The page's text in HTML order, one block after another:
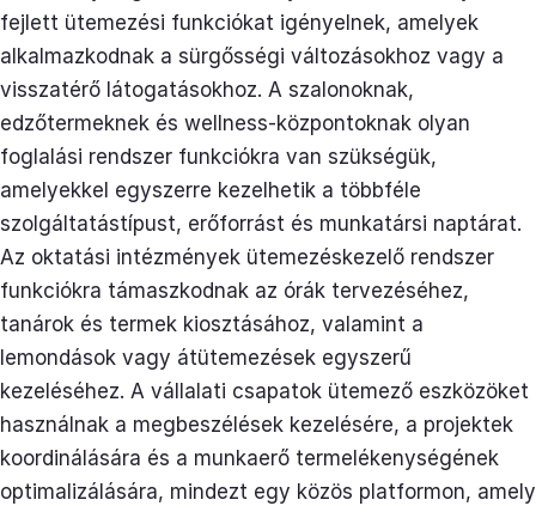
fejlett ütemezési funkciókat igényelnek, amelyek
alkalmazkodnak a sürgősségi változásokhoz vagy a
visszatérő látogatásokhoz. A szalonoknak,
edzőtermeknek és wellness-központoknak olyan
foglalási rendszer funkciókra van szükségük,
amelyekkel egyszerre kezelhetik a többféle
szolgáltatástípust, erőforrást és munkatársi naptárat.
Az oktatási intézmények ütemezéskezelő rendszer
funkciókra támaszkodnak az órák tervezéséhez,
tanárok és termek kiosztásához, valamint a
lemondások vagy átütemezések egyszerű
kezeléséhez. A vállalati csapatok ütemező eszközöket
használnak a megbeszélések kezelésére, a projektek
koordinálására és a munkaerő termelékenységének
optimalizálására, mindezt egy közös platformon, amely